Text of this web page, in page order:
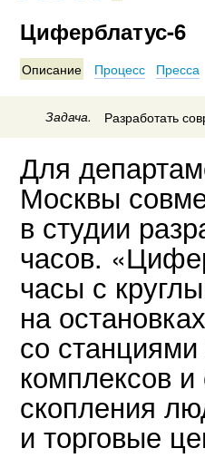
Циферблатус-6
Описание Процесс Пресса
Задача. Разработать
Для
Москвы
в студии
часов.
часы с
на
со
комплексов
скопления
и торговые